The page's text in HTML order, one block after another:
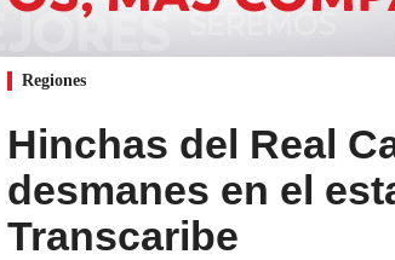
Regiones
Hinchas del Real
desmanes en el
Transcaribe